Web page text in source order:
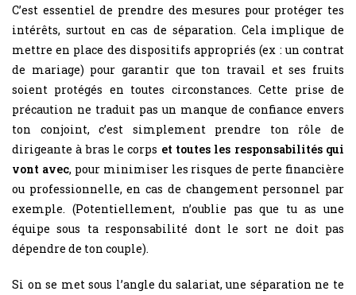
C’est essentiel de prendre des mesures pour protéger tes
intérêts, surtout en cas de séparation. Cela implique de
mettre en place des dispositifs appropriés (ex : un contrat
de mariage) pour garantir que ton travail et ses fruits
soient protégés en toutes circonstances. Cette prise de
précaution ne traduit pas un manque de confiance envers
ton conjoint, c’est simplement prendre ton rôle de
dirigeante à bras le corps et toutes les responsabilités qui
vont avec, pour minimiser les risques de perte financière
ou professionnelle, en cas de changement personnel par
exemple. (Potentiellement, n’oublie pas que tu as une
équipe sous ta responsabilité dont le sort ne doit pas
dépendre de ton couple).
Si on se met sous l’angle du salariat, une séparation ne te